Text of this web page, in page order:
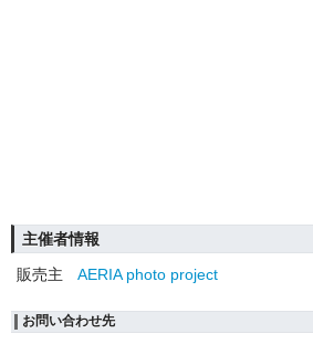
主催者情報
販売主
AERIA photo project
お問い合わせ先